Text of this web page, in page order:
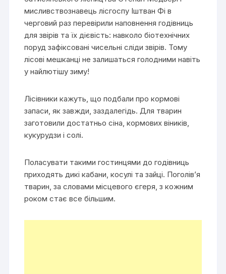
мисливствознавець лісгоспу Іштван Фі в
черговий раз перевірили наповнення годівниць
для звірів та їх дієвість: навколо біотехнічних
поруд зафіксовані чисельні сліди звірів. Тому
лісові мешканці не залишаться голодними навіть
у найлютішу зиму!
Лісівники кажуть, що подбали про кормові
запаси, як завжди, заздалегідь. Для тварин
заготовили достатньо сіна, кормових віників,
кукурудзи і солі.
Поласувати такими гостинцями до годівниць
приходять дикі кабани, косулі та зайці. Поголів’я
тварин, за словами місцевого єгеря, з кожним
роком стає все більшим.